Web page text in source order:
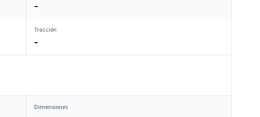
–
Tracción
–
Dimensiones